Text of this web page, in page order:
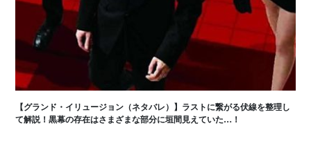
【グランド・イリュージョン（ネタバレ）】ラストに繋がる伏線を整理し
て解説！黒幕の存在はさまざまな部分に垣間見えていた…！